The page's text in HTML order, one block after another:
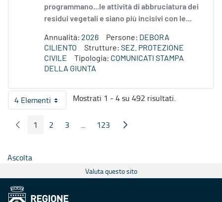
programmano...le attività di abbruciatura dei
residui vegetali e siano più incisivi con le...
Annualità: 2026 Persone: DEBORA
CILIENTO
Strutture: SEZ. PROTEZIONE
CIVILE
Tipologia: COMUNICATI STAMPA
DELLA GIUNTA
4 ElementiPer pagina
Mostrati 1 - 4 su 492 risultati.
Pagina Precedente
Pagina
1 Pagina
2 Pagina
3 ...
Pagine intermedie
Pagina
123 Pagina Seguente
Ascolta
Valuta questo sito